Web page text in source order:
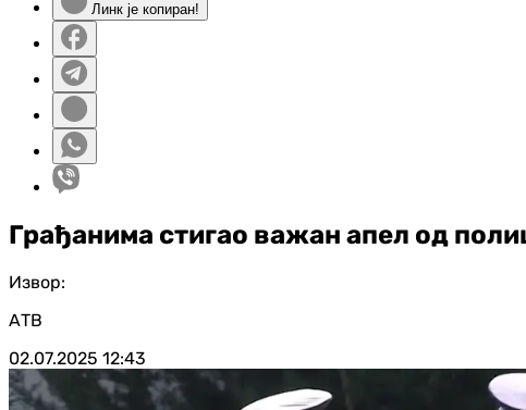
Линк је копиран!
Грађанима стигао важан апел од
Извор:
АТВ
02.07.2025 12:43